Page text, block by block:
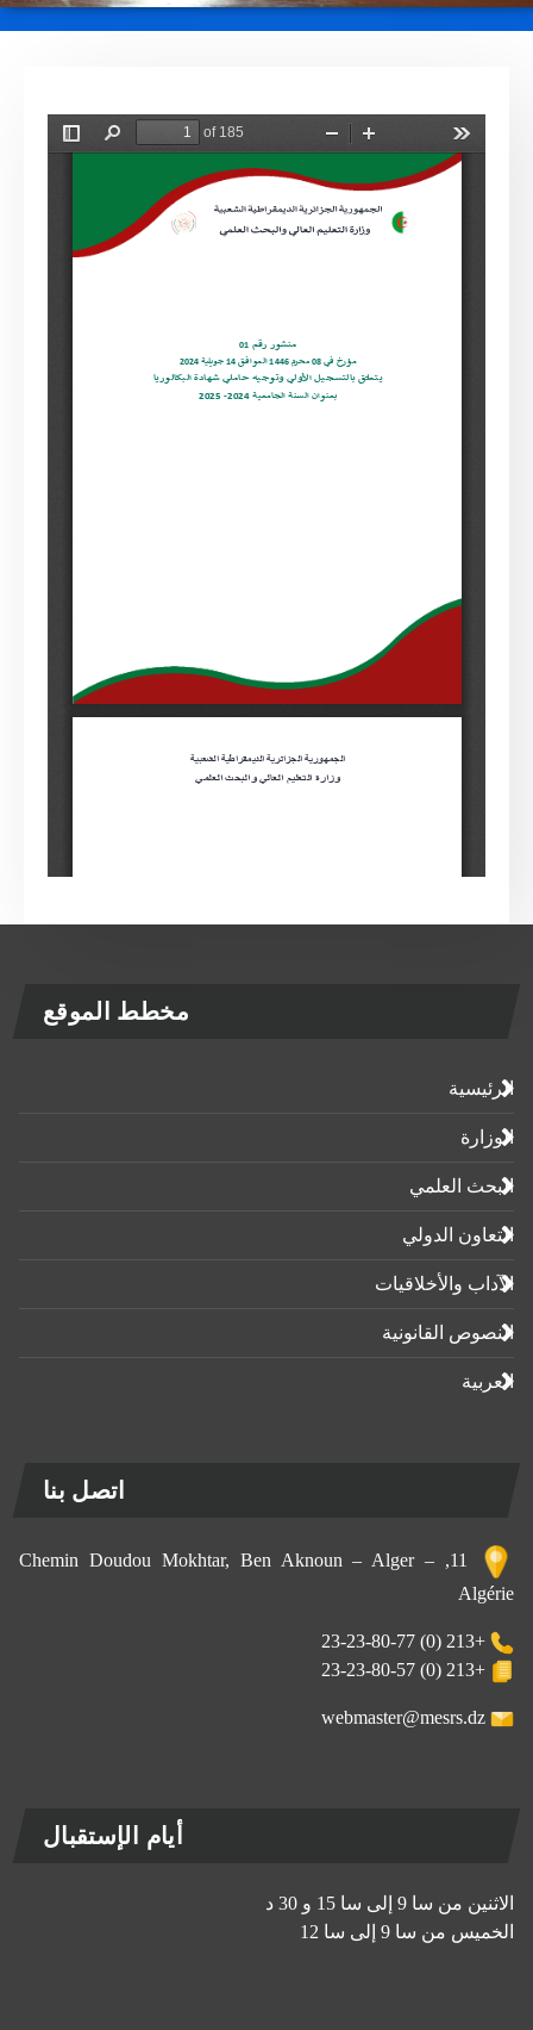
مخطط الموقع
الرئيسية
الوزارة
البحث العلمي
التعاون الدولي
الآداب واﻷخلاقيات
النصوص القانونية
العربية
اتصل بنا
11, Chemin Doudou Mokhtar, Ben Aknoun – Alger –
Algérie
+213 (0) 23-23-80-77
+213 (0) 23-23-80-57
webmaster@mesrs.dz
أيام الإستقبال
الاثنين من سا 9 إلى سا 15 و 30 د
الخميس من سا 9 إلى سا 12